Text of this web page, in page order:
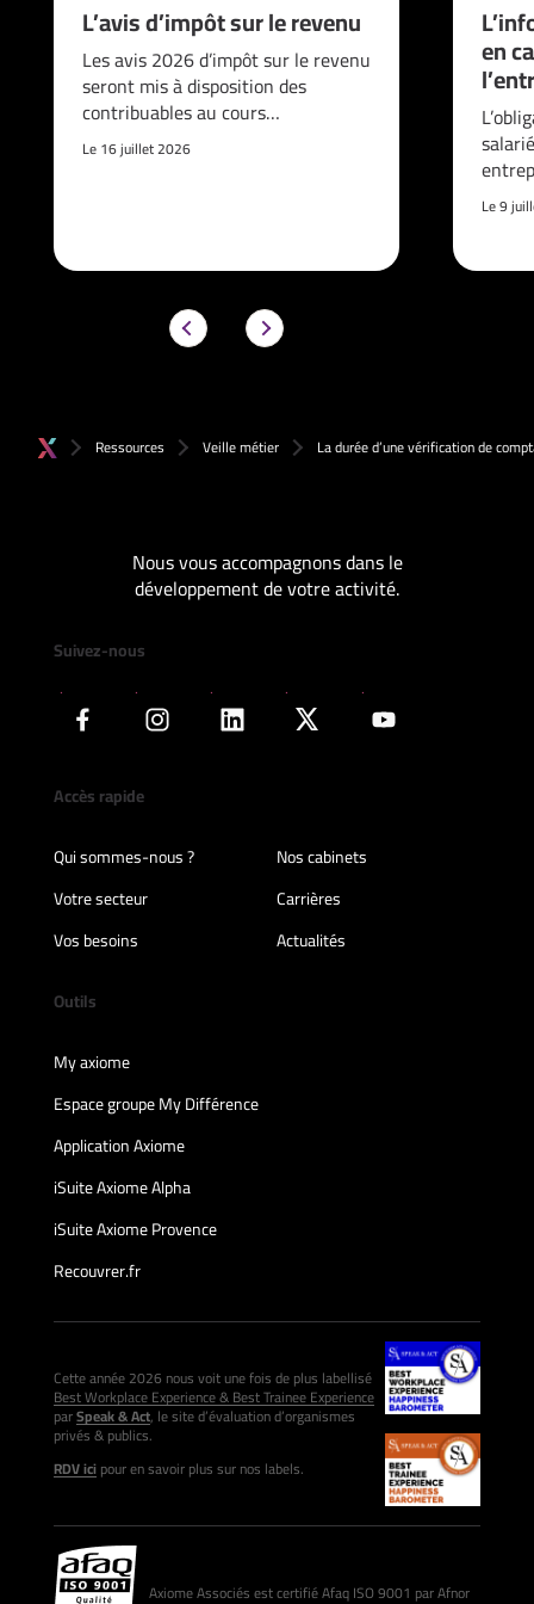
L’avis d’impôt sur le revenu
Les avis 2026 d’impôt sur le revenu
seront mis à disposition des
contribuables au cours…
Le 16 juillet 2026
en
Le 9
Ressources Veille métier La durée d’une vérification de
Nous vous accompagnons dans le
développement de votre activité.
Suivez-nous
Accès rapide
Qui sommes-nous ?
Nos cabinets
Votre secteur
Carrières
Vos besoins
Actualités
Outils
My axiome
Espace groupe My Différence
Application Axiome
iSuite Axiome Alpha
iSuite Axiome Provence
Recouvrer.fr
Cette année 2026 nous voit une fois de plus labellisé
Best Workplace Experience & Best Trainee Experience
parSpeak & Act, le site d’évaluation d’organismes
privés & publics.
RDV icipour en savoir plus sur nos labels.
Axiome Associés est certifié Afaq ISO 9001 par Afnor